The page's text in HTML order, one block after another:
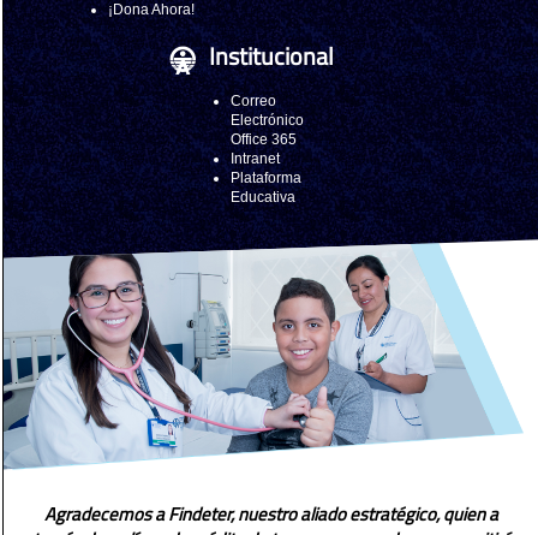
¡Dona Ahora!
Institucional
Correo
Electrónico
Office 365
Intranet
Plataforma
Educativa
Agradecemos a Findeter, nuestro aliado estratégico, quien a